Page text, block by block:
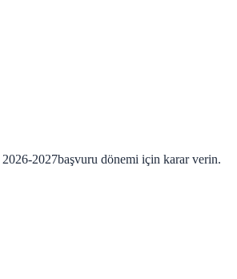
2026-2027başvuru dönemi için karar verin.